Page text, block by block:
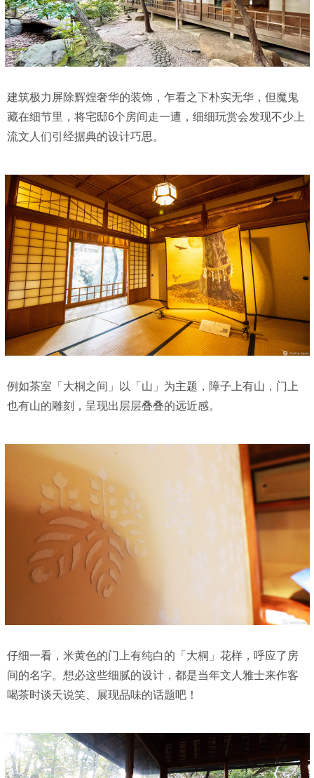
建筑极力屏除辉煌奢华的装饰，乍看之下朴实无华，但魔鬼
藏在细节里，将宅邸6个房间走一遭，细细玩赏会发现不少上
流文人们引经据典的设计巧思。
例如茶室「大桐之间」以「山」为主题，障子上有山，门上
也有山的雕刻，呈现出层层叠叠的远近感。
仔细一看，米黄色的门上有纯白的「大桐」花样，呼应了房
间的名字。想必这些细腻的设计，都是当年文人雅士来作客
喝茶时谈天说笑、展现品味的话题吧！